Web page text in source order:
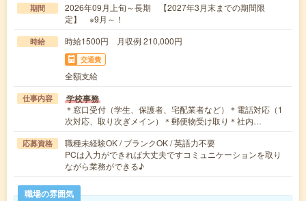
期間
2026年09月上旬～長期 【2027年3月末までの期間限
定】 ※9月～！
時給 時給1500円 月収例 210,000円
交通費
全額支給
仕事内容 学校事務
＊窓口受付（学生、保護者、宅配業者など）＊電話対応（1
次対応、取り次ぎメイン）＊郵便物受け取り＊社内…
応募資格
職種未経験OK / ブランクOK / 英語力不要
PCは入力ができれば大丈夫ですコミュニケーションを取り
ながら業務ができる♪
職場の雰囲気